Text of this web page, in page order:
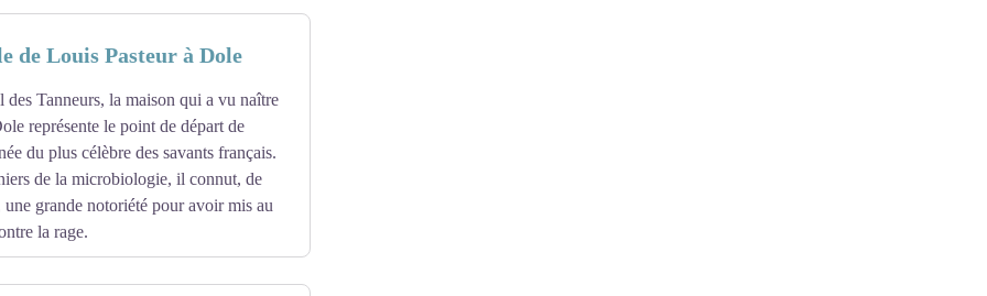
de la Tour Eiffel et pour le pont
de maître et de petits châteaux, dont
des forges de Fraisans au 19e
documenté
par les grandes familles de Rochefort.
calcaire blanche. Le dallage de
le souvenir des sépultures des grandes
lorsque le bourg fut assiégé. Elle fut
période d'édification de nouveaux
en 1789, elle fut achevée en
sur la façade ouest, un clocher-
comtoise.
de Louis Pasteur à Dole
Tanneurs, la maison qui a vu naître
représente le point de départ de
du plus célèbre des savants français.
de la microbiologie, il connut, de
grande notoriété pour avoir mis au
la rage.